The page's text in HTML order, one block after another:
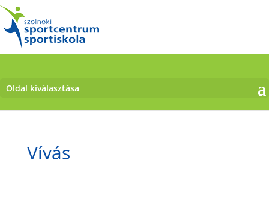
Oldal kiválasztása
Vívás